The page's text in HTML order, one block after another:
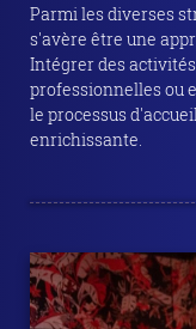
Parmi les diverses
s'avère être une
Intégrer des
professionnelles ou
le processus
enrichissante.